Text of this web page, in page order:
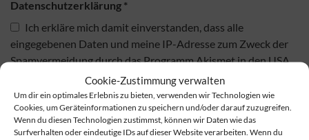
Cookie-Zustimmung verwalten
Um dir ein optimales Erlebnis zu bieten, verwenden wir Technologien wie
Cookies, um Geräteinformationen zu speichern und/oder darauf zuzugreifen.
Wenn du diesen Technologien zustimmst, können wir Daten wie das
Surfverhalten oder eindeutige IDs auf dieser Website verarbeiten. Wenn du
Datenschutzerklärung *
Ich erkläre mich damit einverstanden, dass alle
eingegebenen Daten und meine IP-Adresse zum Zweck der
Spamvermeidung durch das Programm Akismet in den USA
überprüft und gespeichert werden. Weiterhin werden die
eingegebenen Daten genutzt, um Kontakt mit mir
aufzunehmen.